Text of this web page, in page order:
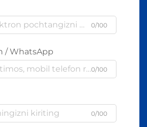
0/100
/ WhatsApp
0/100
0/100